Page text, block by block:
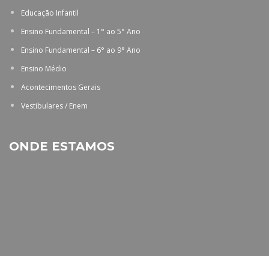
Educação Infantil
Ensino Fundamental – 1° ao 5° Ano
Ensino Fundamental – 6° ao 9° Ano
Ensino Médio
Acontecimentos Gerais
Vestibulares / Enem
ONDE ESTAMOS